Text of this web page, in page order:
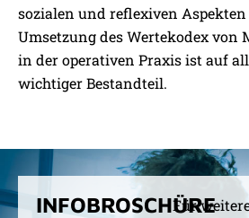
sozialen und reflexiven
Umsetzung des Wertekodex von
in der operativen Praxis ist auf
wichtiger Bestandteil.
INFOBROSCHÜRE
Für